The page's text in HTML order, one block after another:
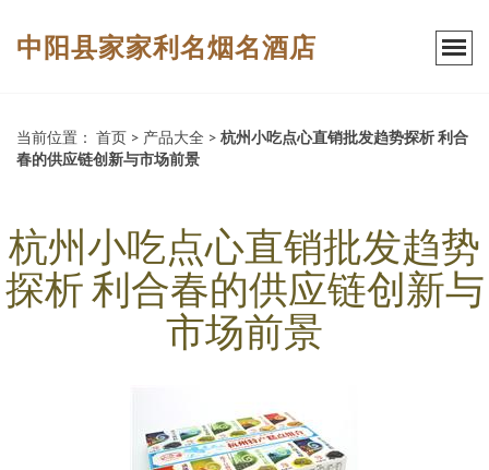
中阳县家家利名烟名酒店
当前位置： 首页 > 产品大全 > 杭州小吃点心直销批发趋势探析 利合
春的供应链创新与市场前景
杭州小吃点心直销批发趋势
探析 利合春的供应链创新与
市场前景